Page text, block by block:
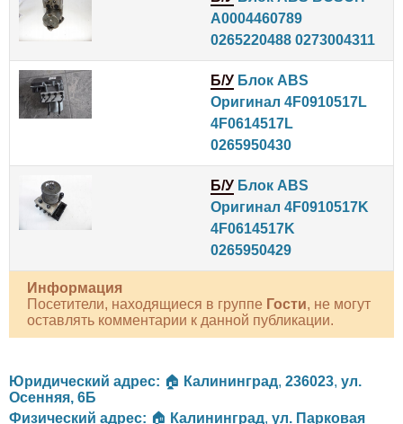
A0004460789
0265220488 0273004311
Б/У Блок ABS
Оригинал 4F0910517L
4F0614517L
0265950430
Б/У Блок ABS
Оригинал 4F0910517K
4F0614517K
0265950429
Информация
Посетители, находящиеся в группе Гости, не могут
оставлять комментарии к данной публикации.
Юридический адрес: 🏠 Калининград, 236023, ул.
Осенняя, 6Б
Физический адрес: 🏠 Калининград, ул. Парковая